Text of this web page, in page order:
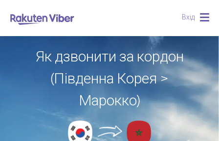
Вхід
Як дзвонити за кордон
(Південна Корея >
Марокко)